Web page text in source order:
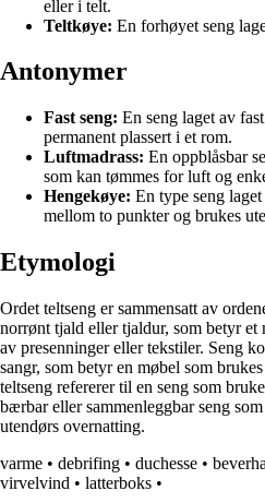
eller i telt.
Teltkøye: En forhøyet seng
Antonymer
Fast seng: En seng laget av
permanent plassert i et rom.
Luftmadrass: En oppblåsbar
som kan tømmes for luft og
Hengekøye: En type seng
mellom to punkter og brukes
Etymologi
Ordet teltseng er sammensatt av
norrønt tjald eller tjaldur, som betyr
av presenninger eller tekstiler. Seng
sangr, som betyr en møbel som
teltseng refererer til en seng som
bærbar eller sammenleggbar seng
utendørs overnatting.
varme • debrifing • duchesse •
virvelvind • latterboks •